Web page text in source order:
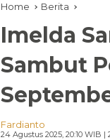
Home Berita
Imelda
Sambut
Fardianto
24 Agustus 2025, 20:10 WIB |